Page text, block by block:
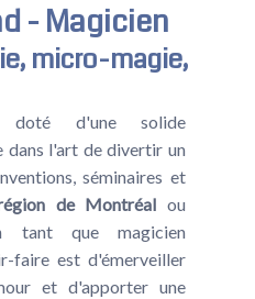
- Magicien
micro-magie,
doté d'une solide
dans l'art de divertir un
séminaires et
de Montréal ou
tant que magicien
faire est d'émerveiller
et d'apporter une